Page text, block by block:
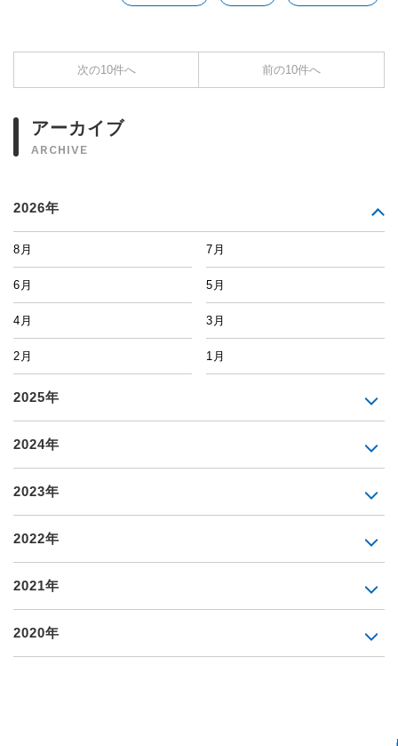
次の10件へ 前の10件へ
アーカイブ
ARCHIVE
2026年
8月 7月
6月 5月
4月 3月
2月 1月
2025年
2024年
2023年
2022年
2021年
2020年